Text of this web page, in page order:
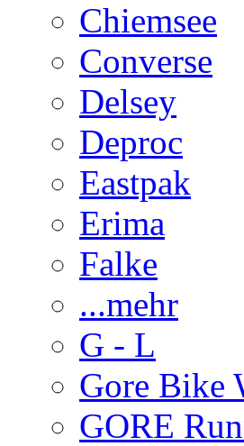
Chiemsee
Converse
Delsey
Deproc
Eastpak
Erima
Falke
...mehr
G - L
Gore Bike
GORE